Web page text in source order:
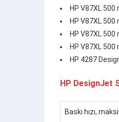
HP V87XL
HP V87XL
HP V87XL
HP V87XL
HP 4287
HP DesignJet
Baskı hızı,